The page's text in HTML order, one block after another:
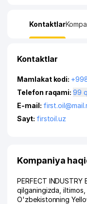
Kontaktlar
Kontaktlar
Mamlakat kodi:
Telefon raqami:
E-mail:
Sayt: firstoil.uz
Kompaniya
PERFECT
qilganingizda,
O'zbekistonning